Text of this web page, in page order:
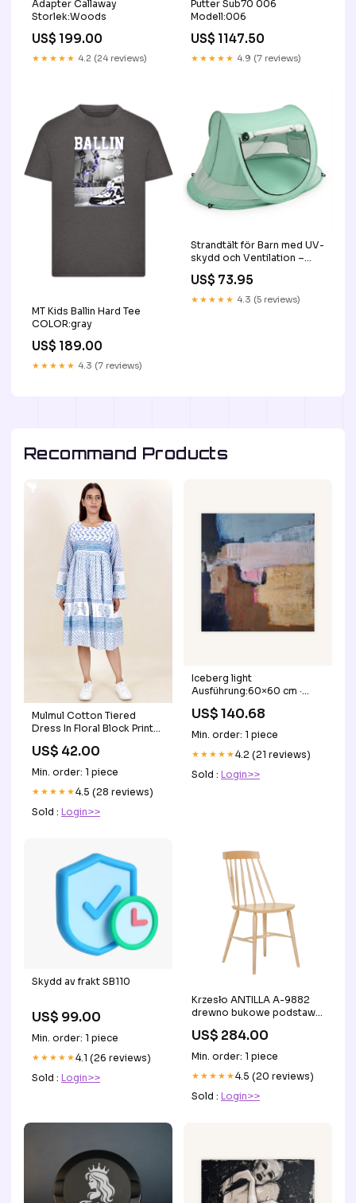
Adapter Callaway
Storlek:Woods
US$ 199.00
★★★★★ 4.2 (24 reviews)
Putter Sub70 006
Modell:006
US$ 1147.50
★★★★★ 4.9 (7 reviews)
MT Kids Ballin Hard Tee
COLOR:gray
US$ 189.00
★★★★★ 4.3 (7 reviews)
Strandtält för Barn med UV-
skydd och Ventilation –
US$ 73.95
★★★★★ 4.3 (5 reviews)
Recommand Products
Mulmul Cotton Tiered
Dress In Floral Block Print
US$ 42.00
Min. order: 1 piece
★★★★★4.5 (28 reviews)
Sold : Login>>
Iceberg light
Ausführung:60×60 cm ·
US$ 140.68
Min. order: 1 piece
★★★★★4.2 (21 reviews)
Sold : Login>>
Skydd av frakt SB110
US$ 99.00
Min. order: 1 piece
★★★★★4.1 (26 reviews)
Sold : Login>>
Krzesło ANTILLA A-9882
drewno bukowe podstawa
US$ 284.00
Min. order: 1 piece
★★★★★4.5 (20 reviews)
Sold : Login>>